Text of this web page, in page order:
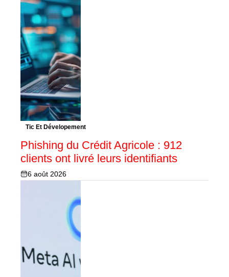
Tic Et Dévelopement
Phishing du Crédit Agricole : 912
clients ont livré leurs identifiants
6 août 2026